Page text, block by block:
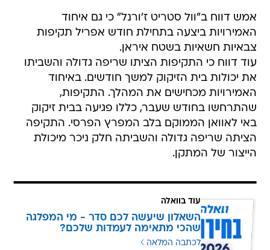
אמש דווח ב"וול סטריט ז'ורנל" כי גם איחוד
האמירויות ביצעה בתחילת חודש אפריל תקיפות
צבאיות חשאיות בשטח איראן.
עוד דווח כי התקיפות הציתו שריפה גדולה והשביתו
את יכולות בית הזיקוק למשך חודשים. באיחוד
האמירויות מכחישים את המהלך. התקיפות,
שהתרחשו בחודש שעבר, כללו פגיעה בבית זיקוק
באי לאוואן הממוקם בלב המפרץ הפרסי. התקיפה
הציתה שריפה גדולה והשביתה חלק ניכר מיכולת
הייצור של המתקן.
עוד בוואלה
השאלון שיעשה לכם סדר - מי המפלגה
שהכי מתאימה לעמדות שלכם?
לכתבה המלאה